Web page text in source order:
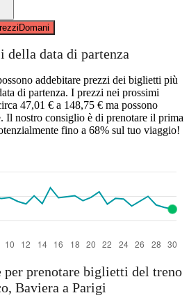
Domani
della data di partenza
addebitare prezzi dei biglietti più
di partenza. I prezzi nei prossimi
47,01 € a 148,75 € ma possono
Il nostro consiglio è di prenotare il prima
fino a 68% sul tuo viaggio!
prenotare biglietti del treno
Baviera a Parigi